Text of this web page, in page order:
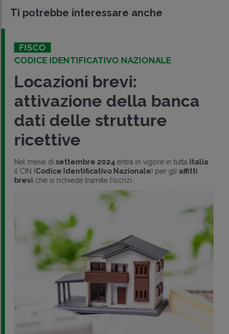
Ti potrebbe interessare anche
FISCO
CODICE IDENTIFICATIVO NAZIONALE
Locazioni brevi:
attivazione della banca
dati delle strutture
ricettive
Nel mese disettembre 2024 entra in vigore in tutta Italia
il CIN (Codice Identificativo Nazionale) per gli affitti
breviche si richiede tramite l’iscrizi..